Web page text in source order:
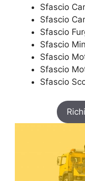
Sfascio
Sfascio
Sfascio
Sfascio
Sfascio
Sfascio
Sfascio